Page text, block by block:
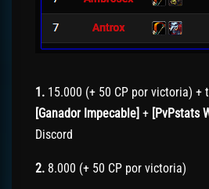
1. 15.000 (+ 50 CP por victoria)
[Ganador Impecable] + [PvPstats
Discord
2. 8.000 (+ 50 CP por victoria)